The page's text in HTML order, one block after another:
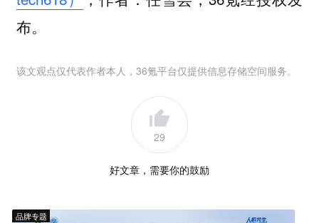
布。
该文观点仅代表作者本人，36氪平台仅提供信息存储空间服务。
29
好文章，需要你的鼓励
品牌专题